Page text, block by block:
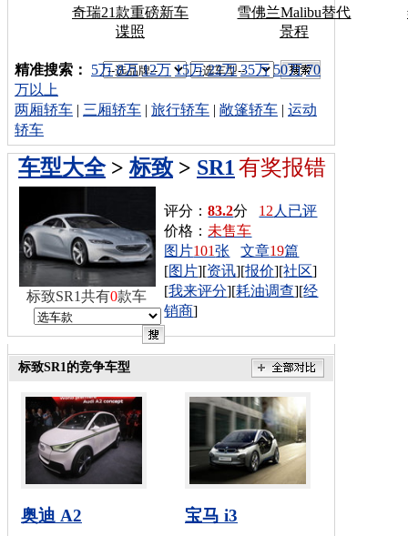
奇瑞21款重磅新车
谍照
雪佛兰Malibu替代
景程
车型搜索：
精准搜索： 5万 8万 12万 15万 22万 35万 50万 70
万以上
两厢轿车 | 三厢轿车 | 旅行轿车 | 敞篷轿车 | 运动
轿车
有奖报错
车型大全>标致 > SR1
评分：83.2分 12 人已评
价格： 未售车
图片101张 文章19篇
[图片][资讯][报价][社区]
[我来评分][耗油调查][经
销商]
标致SR1共有0款车
标致SR1的竞争车型
奥迪 A2 宝马 i3